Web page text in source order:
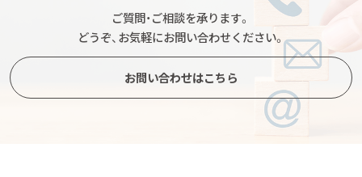
ご質問・ご相談を承ります。
どうぞ、お気軽にお問い合わせください。
お問い合わせはこちら